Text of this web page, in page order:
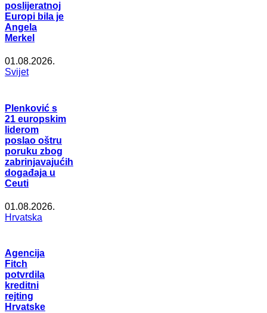
poslijeratnoj
Europi bila je
Angela
Merkel
01.08.2026.
Svijet
Plenković s
21 europskim
liderom
poslao oštru
poruku zbog
zabrinjavajućih
događaja u
Ceuti
01.08.2026.
Hrvatska
Agencija
Fitch
potvrdila
kreditni
rejting
Hrvatske